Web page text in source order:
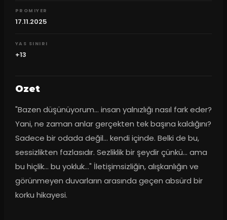
PROMIYER
17.11.2025
YAS SINIRI
+13
Ozet
"Bazen düşünüyorum... insan yalnızlığı nasıl fark eder?
Yani, ne zaman anlar gerçekten tek başına kaldığını?
Sadece bir odada değil... kendi içinde. Belki de bu,
sessizlikten fazlasıdır. Sezliklik bir şeydir çünkü... ama
bu hiçlik... bu yokluk..." İletişimsizliğin, alışkanlığın ve
görünmeyen duvarların arasında geçen absürd bir
korku hikayesi.